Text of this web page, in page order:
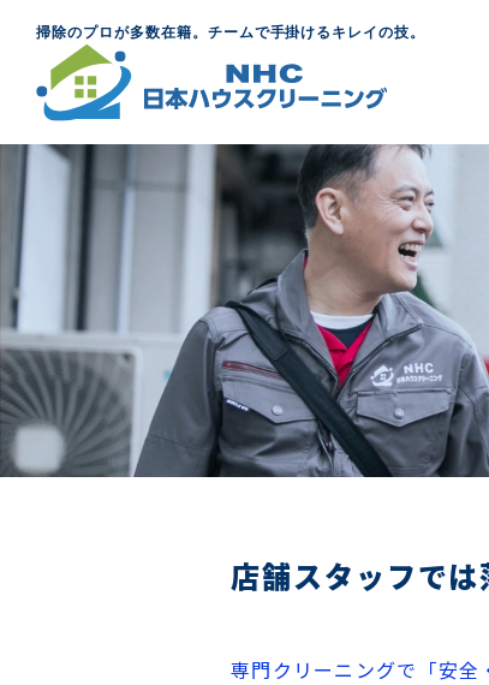
掃除のプロが多数在籍。チームで手掛けるキレイの技。
店舗スタッフで
専門クリーニングで「安